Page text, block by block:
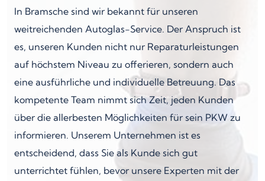
In Bramsche sind wir bekannt für unseren
weitreichenden Autoglas-Service. Der Anspruch ist
es, unseren Kunden nicht nur Reparaturleistungen
auf höchstem Niveau zu offerieren, sondern auch
eine ausführliche und individuelle Betreuung. Das
kompetente Team nimmt sich Zeit, jeden Kunden
über die allerbesten Möglichkeiten für sein PKW zu
informieren. Unserem Unternehmen ist es
entscheidend, dass Sie als Kunde sich gut
unterrichtet fühlen, bevor unsere Experten mit der